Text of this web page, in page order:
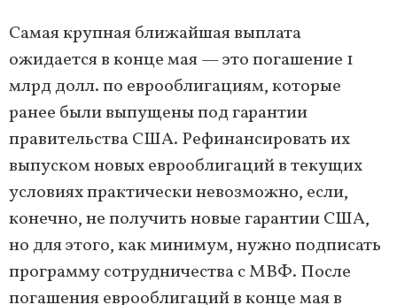
Самая крупная ближайшая выплата
ожидается в конце мая — это погашение 1
млрд долл. по еврооблигациям, которые
ранее были выпущены под гарантии
правительства США. Рефинансировать их
выпуском новых еврооблигаций в текущих
условиях практически невозможно, если,
конечно, не получить новые гарантии США,
но для этого, как минимум, нужно подписать
программу сотрудничества с МВФ. После
погашения еврооблигаций в конце мая в